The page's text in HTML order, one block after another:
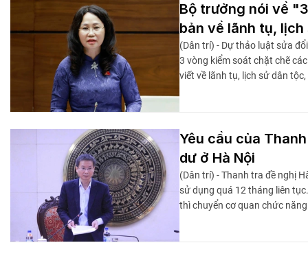
Bộ trưởng nói về
bản về lãnh tụ, lịch
(Dân trí) - Dự thảo luật sửa
3 vòng kiểm soát chặt chẽ
viết về lãnh tụ, lịch sử dân
Yêu cầu của
dư ở Hà Nội
(Dân trí) - Thanh tra đề nghị
sử dụng quá 12 tháng liên
thì chuyển cơ quan chức